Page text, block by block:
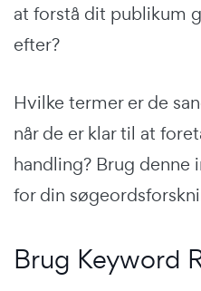
at forstå dit publikum
efter?
Hvilke termer er de
når de er klar til at
handling? Brug denne
for din
Brug Keyword